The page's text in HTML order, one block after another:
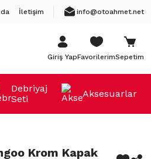
İletişim info@otoahmet.net
Giriş YapFavorilerimSepetim
Debriyaj
Seti
Aksesuarlar
Krom Kapak